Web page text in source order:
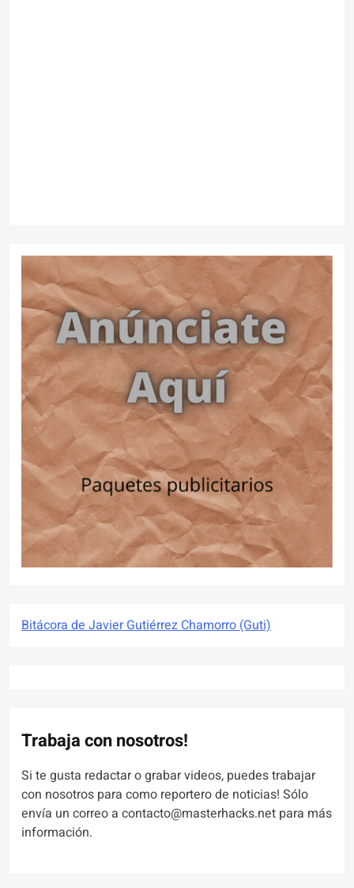
Bitácora de Javier Gutiérrez Chamorro (Guti)
Trabaja con nosotros!
Si te gusta redactar o grabar videos, puedes trabajar
con nosotros para como reportero de noticias! Sólo
envía un correo a contacto@masterhacks.net para más
información.